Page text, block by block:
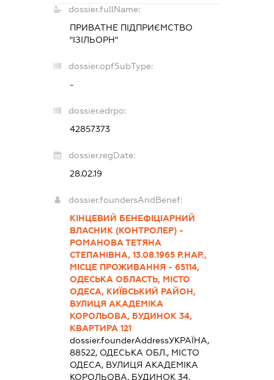
dossier.fullName:
ПРИВАТНЕ ПІДПРИЄМСТВО
"ІЗІЛЬОРН"
dossier.opfSubType:
-
dossier.edrpo:
42857373
dossier.regDate:
28.02.19
dossier.foundersAndBenef:
КІНЦЕВИЙ БЕНЕФІЦІАРНИЙ
ВЛАСНИК (КОНТРОЛЕР) -
РОМАНОВА ТЕТЯНА
СТЕПАНІВНА, 13.08.1965 Р.НАР.,
МІСЦЕ ПРОЖИВАННЯ - 65114,
ОДЕСЬКА ОБЛАСТЬ, МІСТО
ОДЕСА, КИЇВСЬКИЙ РАЙОН,
ВУЛИЦЯ АКАДЕМІКА
КОРОЛЬОВА, БУДИНОК 34,
КВАРТИРА 121
dossier.founderAddressУКРАЇНА,
88522, ОДЕСЬКА ОБЛ., МІСТО
ОДЕСА, ВУЛИЦЯ АКАДЕМІКА
КОРОЛЬОВА, БУДИНОК 34,